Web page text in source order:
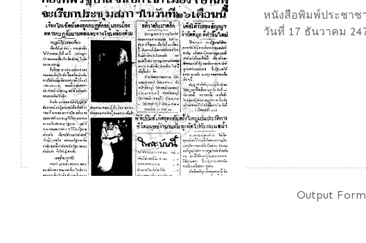
หนังสือพิมพ์ประชาช
วันที่ 17 ธันวาคม
Output